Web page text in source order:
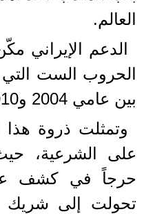
العالم.
الدعم الإيراني
الحروب الست التي
بين عامي 2004 و2010.
وتمثلت ذروة هذا
على الشرعية،
حرجاً في كشف
تحولت إلى شريك